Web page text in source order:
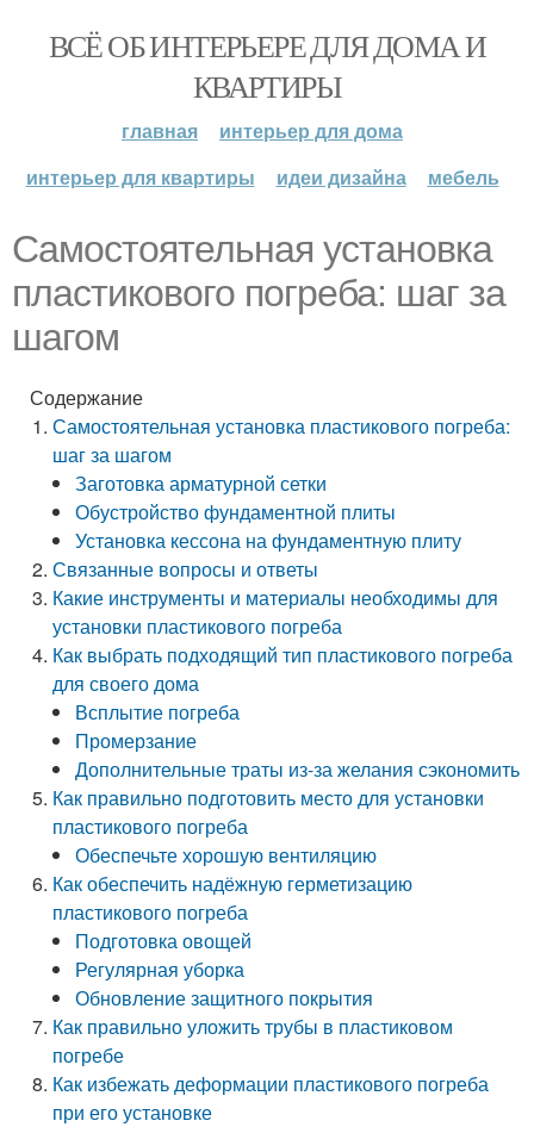
ВСЁ ОБ ИНТЕРЬЕРЕ ДЛЯ ДОМА И
КВАРТИРЫ
главная
интерьер для дома
интерьер для квартиры
идеи дизайна мебель
Самостоятельная установка
пластикового погреба: шаг за
шагом
Содержание
Самостоятельная установка пластикового погреба:
шаг за шагом
Заготовка арматурной сетки
Обустройство фундаментной плиты
Установка кессона на фундаментную плиту
Связанные вопросы и ответы
Какие инструменты и материалы необходимы для
установки пластикового погреба
Как выбрать подходящий тип пластикового погреба
для своего дома
Всплытие погреба
Промерзание
Дополнительные траты из-за желания сэкономить
Как правильно подготовить место для установки
пластикового погреба
Обеспечьте хорошую вентиляцию
Как обеспечить надёжную герметизацию
пластикового погреба
Подготовка овощей
Регулярная уборка
Обновление защитного покрытия
Как правильно уложить трубы в пластиковом
погребе
Как избежать деформации пластикового погреба
при его установке